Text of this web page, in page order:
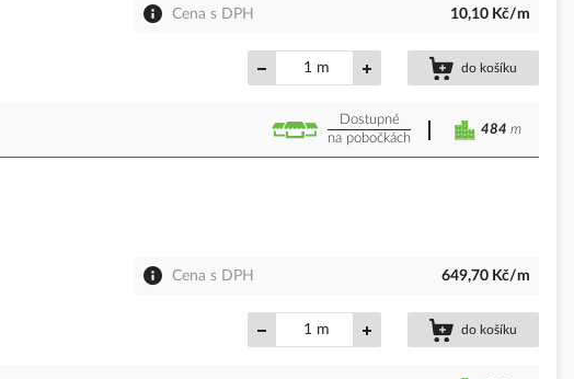
Cena s DPH 10,10 Kč/m
m do košíku
Dostupné
na pobočkách
484 m
Cena s DPH 649,70 Kč/m
m do košíku